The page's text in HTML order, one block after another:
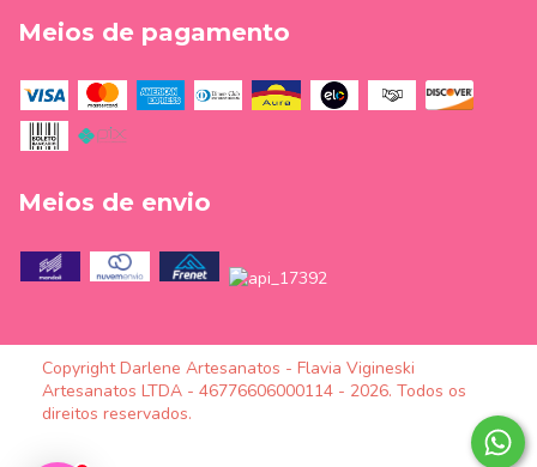
Meios de pagamento
Meios de envio
Copyright Darlene Artesanatos - Flavia Vigineski
Artesanatos LTDA - 46776606000114 - 2026. Todos os
direitos reservados.